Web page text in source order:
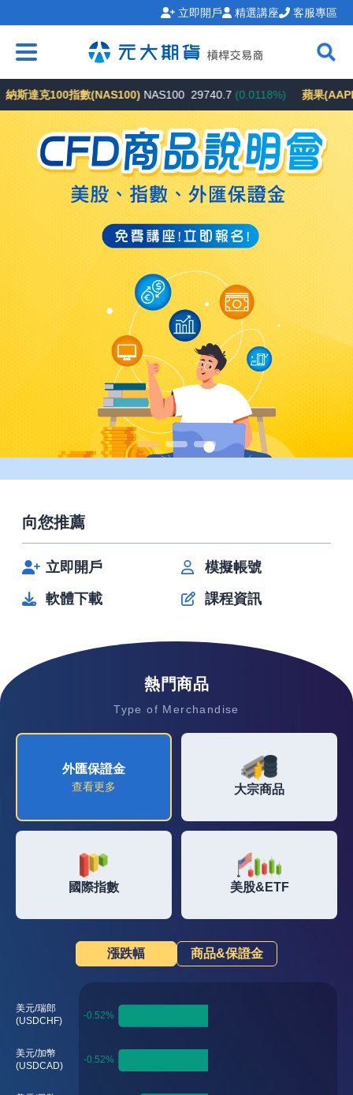
立即開戶 精選講座 客服專區
100指數(NAS100) NAS100 29740.7 (0.0118%) 蘋果(AAPL)
向您推薦
立即開戶
模擬帳號
軟體下載
課程資訊
熱門商品
Type of Merchandise
外匯保證金
查看更多
外匯保證金
查看資訊 大宗商品
大宗商品
查看資訊
國際指數
國際指數
查看資訊 美股&ETF
美股&ETF
查看資訊
漲跌幅 商品&保證金
美元/瑞郎
(USDCHF)
美元/加幣
(USDCAD)